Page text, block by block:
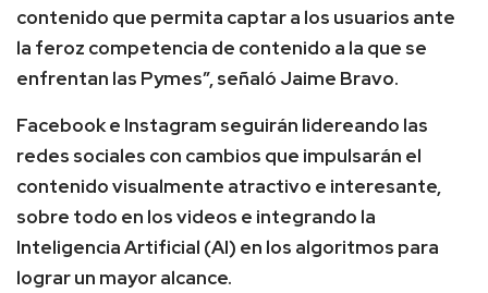
contenido que permita captar a los usuarios ante
la feroz competencia de contenido a la que se
enfrentan las Pymes”, señaló Jaime Bravo.
Facebook e Instagram seguirán lidereando las
redes sociales con cambios que impulsarán el
contenido visualmente atractivo e interesante,
sobre todo en los videos e integrando la
Inteligencia Artificial (AI) en los algoritmos para
lograr un mayor alcance.